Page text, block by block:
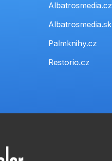
Albatrosmedia.cz
Albatrosmedia.sk
Palmknihy.cz
Restorio.cz